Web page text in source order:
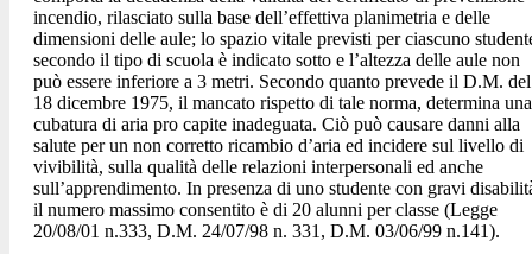
incendio, rilasciato sulla base dell’effettiva planimetria e delle
dimensioni delle aule; lo spazio vitale previsti per ciascuno
secondo il tipo di scuola è indicato sotto e l’altezza delle aule non
può essere inferiore a 3 metri. Secondo quanto prevede il D.M. del
18 dicembre 1975, il mancato rispetto di tale norma, determina una
cubatura di aria pro capite inadeguata. Ciò può causare danni alla
salute per un non corretto ricambio d’aria ed incidere sul livello di
vivibilità, sulla qualità delle relazioni interpersonali ed anche
sull’apprendimento. In presenza di uno studente con gravi
il numero massimo consentito è di 20 alunni per classe (Legge
20/08/01 n.333, D.M. 24/07/98 n. 331, D.M. 03/06/99 n.141).